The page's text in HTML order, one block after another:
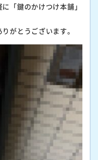
「鍵のかけつけ本舗」
がとうございます。